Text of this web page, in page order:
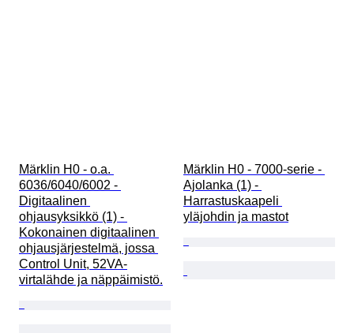
Märklin H0 - o.a.
6036/6040/6002 -
Digitaalinen
ohjausyksikkö (1) -
Kokonainen digitaalinen
ohjausjärjestelmä, jossa
Control Unit, 52VA-
virtalähde ja näppäimistö.
Märklin H0 - 7000-serie -
Ajolanka (1) -
Harrastuskaapeli
yläjohdin ja mastot